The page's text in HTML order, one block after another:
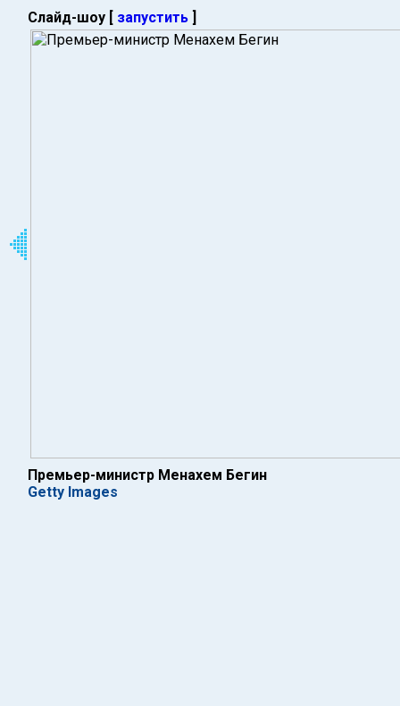
Слайд-шоу [ запустить ]
Премьер-министр Менахем Бегин
Getty Images